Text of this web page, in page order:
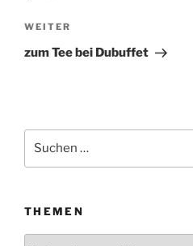
Nächster
Beitrag
WEITER
zum Tee bei Dubuffet
Suchen
THEMEN